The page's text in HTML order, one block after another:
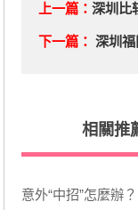
上一篇： 深圳比
下一篇： 深圳
相關推
意外“中招”怎麼辦